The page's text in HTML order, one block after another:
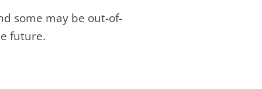
some may be out-of-
future.